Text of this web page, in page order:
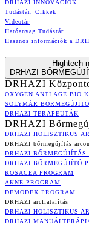
DRHAZI INNOVÁCIÓK
Tudástár, Cikkek
Videotár
Hatóanyag Tudástár
Hasznos információk a
Hightech
DRHAZI
DRHAZI
OXYGEN ANTI AGE BIO
SOLYMÁR
DRHAZI TERAPEUTÁK
DRHAZI
DRHAZI HOLISZTIKUS
DRHAZI bőrmegújítás
DRHAZI BŐRMEGÚJÍTÁS
DRHAZI BŐRMEGÚJÍTÓ
ROSACEA PROGRAM
AKNE PROGRAM
DEMODEX PROGRAM
DRHAZI arcfiatalítás
DRHAZI HOLISZTIKUS
DRHAZI